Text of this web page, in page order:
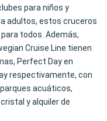
para niños y
adultos, estos cruceros
todos. Además,
Cruise Line tienen
Perfect Day en
respectivamente, con
acuáticos,
y alquiler de